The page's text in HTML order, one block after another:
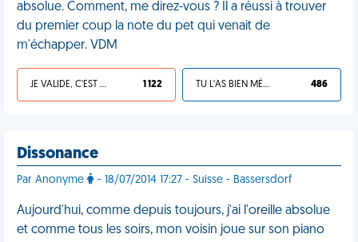
absolue. Comment, me direz-vous ? Il a réussi à trouver
du premier coup la note du pet qui venait de
m'échapper. VDM
JE VALIDE, C'EST UNE VDM 1 122 TU L'AS BIEN MÉRITÉ 486
Dissonance
Par Anonyme - 18/07/2014 17:27 - Suisse - Bassersdorf
Aujourd'hui, comme depuis toujours, j'ai l'oreille absolue
et comme tous les soirs, mon voisin joue sur son piano